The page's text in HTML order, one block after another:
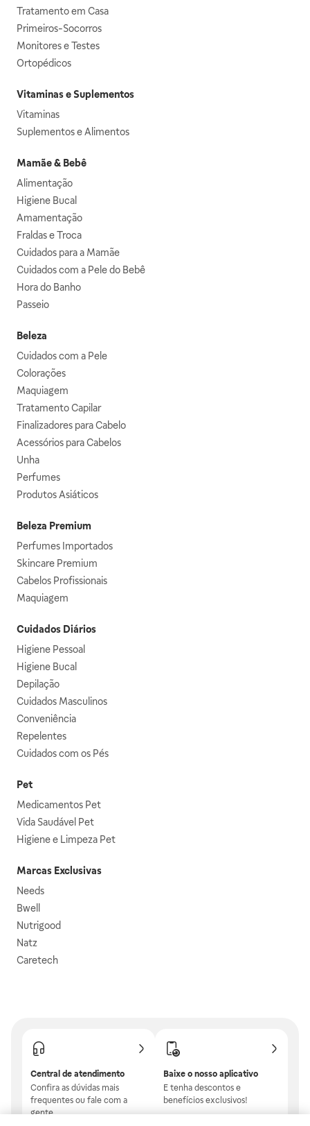
Tratamento em Casa
Primeiros-Socorros
Monitores e Testes
Ortopédicos
Vitaminas e Suplementos
Vitaminas
Suplementos e Alimentos
Mamãe & Bebê
Alimentação
Higiene Bucal
Amamentação
Fraldas e Troca
Cuidados para a Mamãe
Cuidados com a Pele do Bebê
Hora do Banho
Passeio
Beleza
Cuidados com a Pele
Colorações
Maquiagem
Tratamento Capilar
Finalizadores para Cabelo
Acessórios para Cabelos
Unha
Perfumes
Produtos Asiáticos
Beleza Premium
Perfumes Importados
Skincare Premium
Cabelos Profissionais
Maquiagem
Cuidados Diários
Higiene Pessoal
Higiene Bucal
Depilação
Cuidados Masculinos
Conveniência
Repelentes
Cuidados com os Pés
Pet
Medicamentos Pet
Vida Saudável Pet
Higiene e Limpeza Pet
Marcas Exclusivas
Needs
Bwell
Nutrigood
Natz
Caretech
Central de atendimento
Confira as dúvidas mais
frequentes ou fale com a
gente.
Baixe o nosso aplicativo
E tenha descontos e
benefícios exclusivos!